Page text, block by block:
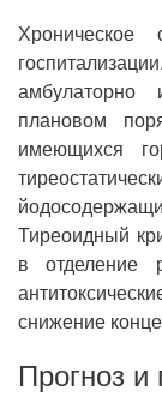
Хроническое
плановом
имеющихся
Тиреоидный
в отделение
снижение
Прогноз